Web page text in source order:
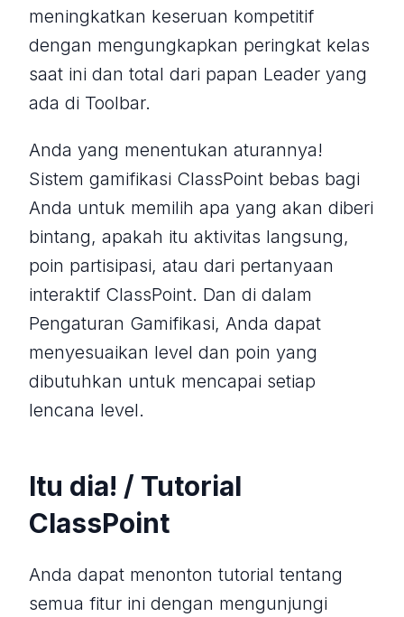
meningkatkan keseruan kompetitif
dengan mengungkapkan peringkat kelas
saat ini dan total dari papan Leader yang
ada di Toolbar.
Anda yang menentukan aturannya!
Sistem gamifikasi ClassPoint bebas bagi
Anda untuk memilih apa yang akan diberi
bintang, apakah itu aktivitas langsung,
poin partisipasi, atau dari pertanyaan
interaktif ClassPoint. Dan di dalam
Pengaturan Gamifikasi, Anda dapat
menyesuaikan level dan poin yang
dibutuhkan untuk mencapai setiap
lencana level.
Itu dia! / Tutorial
ClassPoint
Anda dapat menonton tutorial tentang
semua fitur ini dengan mengunjungi